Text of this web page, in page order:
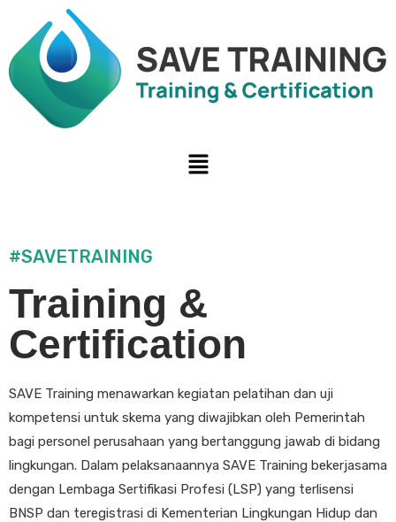
#SAVETRAINING
Training &
Certification
SAVE Training menawarkan kegiatan pelatihan dan uji
kompetensi untuk skema yang diwajibkan oleh Pemerintah
bagi personel perusahaan yang bertanggung jawab di bidang
lingkungan. Dalam pelaksanaannya SAVE Training bekerjasama
dengan Lembaga Sertifikasi Profesi (LSP) yang terlisensi
BNSP dan teregistrasi di Kementerian Lingkungan Hidup dan